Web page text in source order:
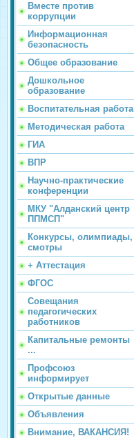
Вместе против
коррупции
Информационная
безопасность
Общее образование
Дошкольное
образование
Воспитательная работа
Методическая работа
ГИА
ВПР
Научно-практические
конференции
МКУ "Алданский центр
ППМСП"
Конкурсы, олимпиады,
смотры
+ Аттестация
ФГОС
Совещания
педагогических
работников
Капитальные ремонты
...
Профсоюз
информирует
Открытые данные
Объявления
Внимание, ВАКАНСИЯ!